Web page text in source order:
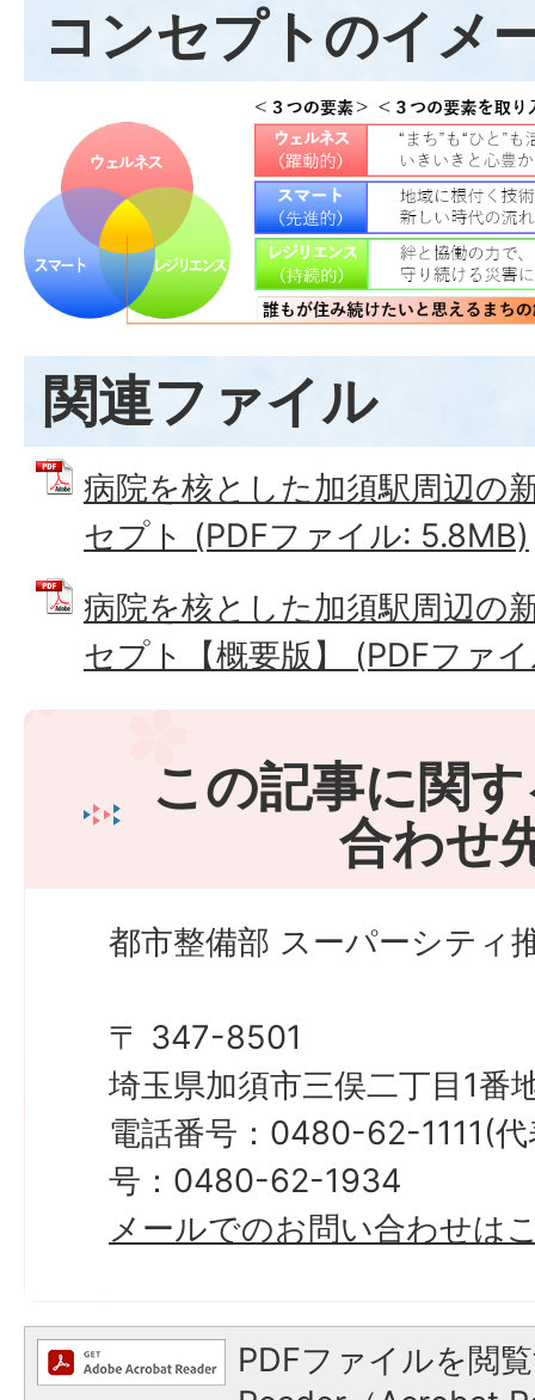
コンセプトのイメ
関連ファイル
病院を核とした加須駅周辺の
セプト (PDFファイル: 5.8MB)
病院を核とした加須駅周辺の
セプト【概要版】 (PDFファ
この記事に関
合わせ
都市整備部 スーパーシティ
〒 347-8501
埼玉県加須市三俣二丁目1番
電話番号：0480-62-1111(
号：0480-62-1934
メールでのお問い合わせは
PDFファイルを閲